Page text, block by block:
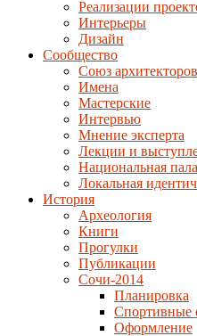
Реализации
Интерьеры
Дизайн
Сообщество
Союз архитекторов
Имена
Мастерские
Интервью
Мнение эксперта
Лекции и
Национальная
Локальная
История
Археология
Книги
Прогулки
Публикации
Сочи-2014
Планировка
Спортивные
Оформление